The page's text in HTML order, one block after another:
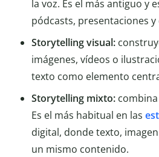
la voz. Es el más antiguo y
pódcasts, presentaciones y
Storytelling visual:
imágenes, vídeos o
texto como elemento
Storytelling mixto:
Es el más habitual en las
digital, donde texto,
un mismo contenido.